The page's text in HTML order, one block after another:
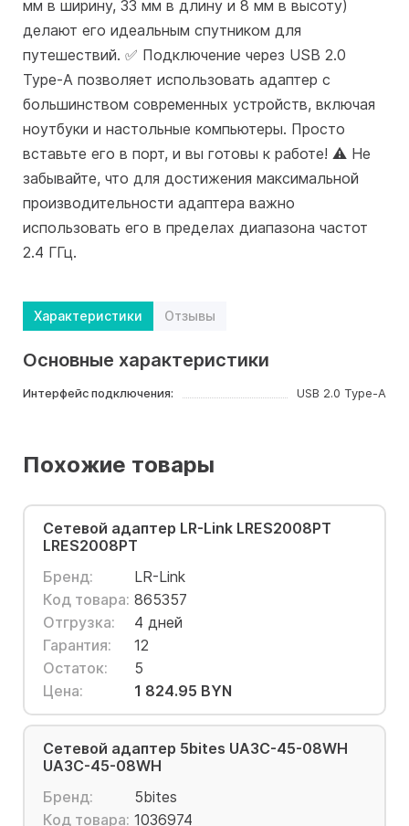
мм в ширину, 33 мм в длину и 8 мм в высоту)
делают его идеальным спутником для
путешествий. ✅ Подключение через USB 2.0
Type-A позволяет использовать адаптер с
большинством современных устройств, включая
ноутбуки и настольные компьютеры. Просто
вставьте его в порт, и вы готовы к работе! ⚠️ Не
забывайте, что для достижения максимальной
производительности адаптера важно
использовать его в пределах диапазона частот
2.4 ГГц.
Характеристики Отзывы
Основные характеристики
Интерфейс подключения: USB 2.0 Type-A
Похожие товары
Сетевой адаптер LR-Link LRES2008PT
LRES2008PT
Бренд:
LR-Link
Код товара: 865357
Отгрузка:
4 дней
Гарантия:
12
Остаток:
5
Цена:
1 824.95 BYN
Сетевой адаптер 5bites UA3C-45-08WH
UA3C-45-08WH
Бренд:
5bites
Код товара: 1036974